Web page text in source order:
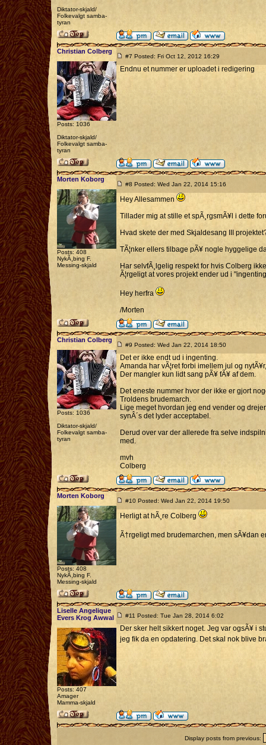
Diktator-skjald/
Folkevalgt samba-
tyran
Christian Colberg
Posts: 1036
Diktator-skjald/
Folkevalgt samba-
tyran
#7 Posted: Fri Oct 12, 2012 16:29
Endnu et nummer er uploadet i redigering
Morten Koborg
Posts: 408
NykÃ¸bing F.
Messing-skjald
#8 Posted: Wed Jan 22, 2014 15:16
Hey Allesammen
Tillader mig at stille et spÃ¸rgsmÃ¥l i dette
Hvad skete der med Skjaldesang III
TÃ¦nker ellers tilbage pÃ¥ nogle hyggelige
Har selvfÃ¸lgelig respekt for hvis Colberg
Ã¦rgeligt at vores projekt ender ud i
Hey herfra
/Morten
Christian Colberg
Posts: 1036
Diktator-skjald/
Folkevalgt samba-
tyran
#9 Posted: Wed Jan 22, 2014 18:50
Det er ikke endt ud i ingenting.
Amanda har vÃ¦ret forbi imellem jul og
Der mangler kun lidt sang pÃ¥ fÃ¥ af dem.
Det eneste nummer hvor der ikke er gjort
Troldens brudemarch.
Lige meget hvordan jeg end vender og
synÂ´s det lyder acceptabel.
Derud over var der allerede fra selve
med.
mvh
Colberg
Morten Koborg
Posts: 408
NykÃ¸bing F.
Messing-skjald
#10 Posted: Wed Jan 22, 2014 19:50
Herligt at hÃ¸re Colberg
Ã†rgeligt med brudemarchen, men sÃ¥dan
Liselle Angelique
Evers Krog Awwal
Posts: 407
Amager
Mamma-skjald
#11 Posted: Tue Jan 28, 2014 6:02
Der sker helt sikkert noget. Jeg var ogsÃ¥ i
jeg fik da en opdatering. Det skal nok blive
Display posts from previous: